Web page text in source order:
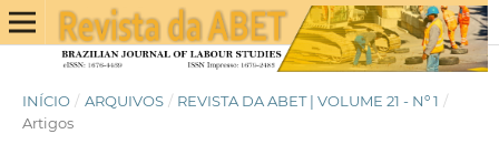
INÍCIO / ARQUIVOS / REVISTA DA ABET | VOLUME 21 - Nº 1 /
Artigos